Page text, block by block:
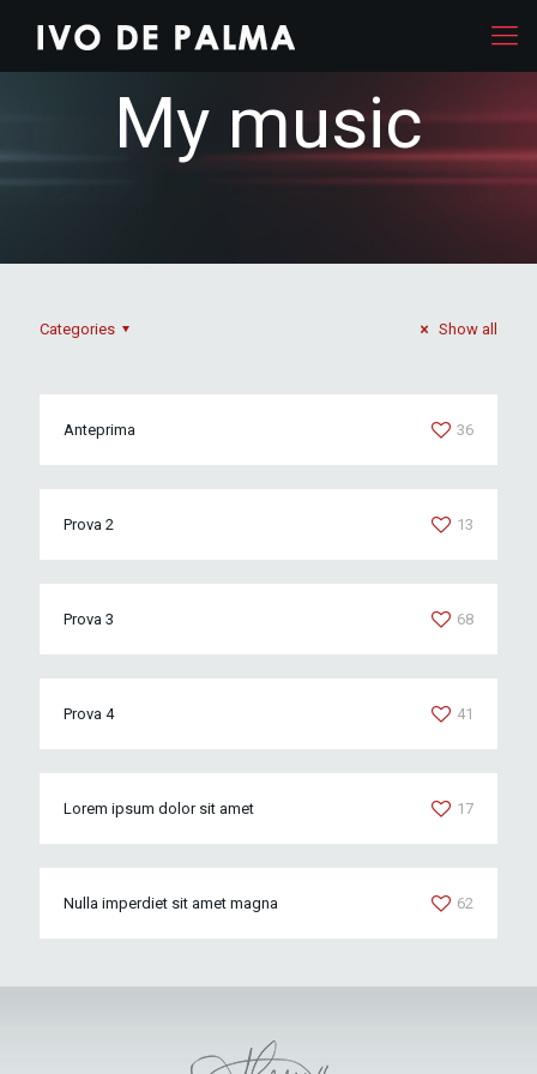
My music
Categories Show all
Anteprima 36
Prova 2 13
Prova 3 68
Prova 4 41
Lorem ipsum dolor sit amet 17
Nulla imperdiet sit amet magna 62